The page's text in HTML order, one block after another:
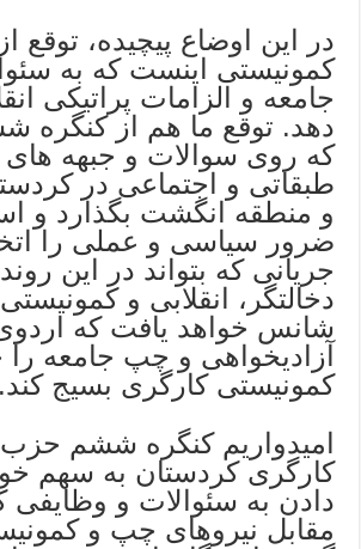
در این اوضاع پیچیده، توقع
کمونیستی اینست که به
جامعه و الزامات پراتیکی
دهد. توقع ما هم از کنگره
که روی سوالات و جبهه های
طبقاتی و اجتماعی در
و منطقه انگشت بگذارد و
ضرور سیاسی و عملی را
جریانی که بتواند در این
دخالتگر، انقلابی و کمونیستی
شانس خواهد یافت که
آزادیخواهی و چپ جامعه
کمونیستی کارگری بسیج کند.
امیدواریم کنگره ششم
کارگری کردستان به سهم
دادن به سئوالات و وظایفی
مقابل نیروهای چپ و